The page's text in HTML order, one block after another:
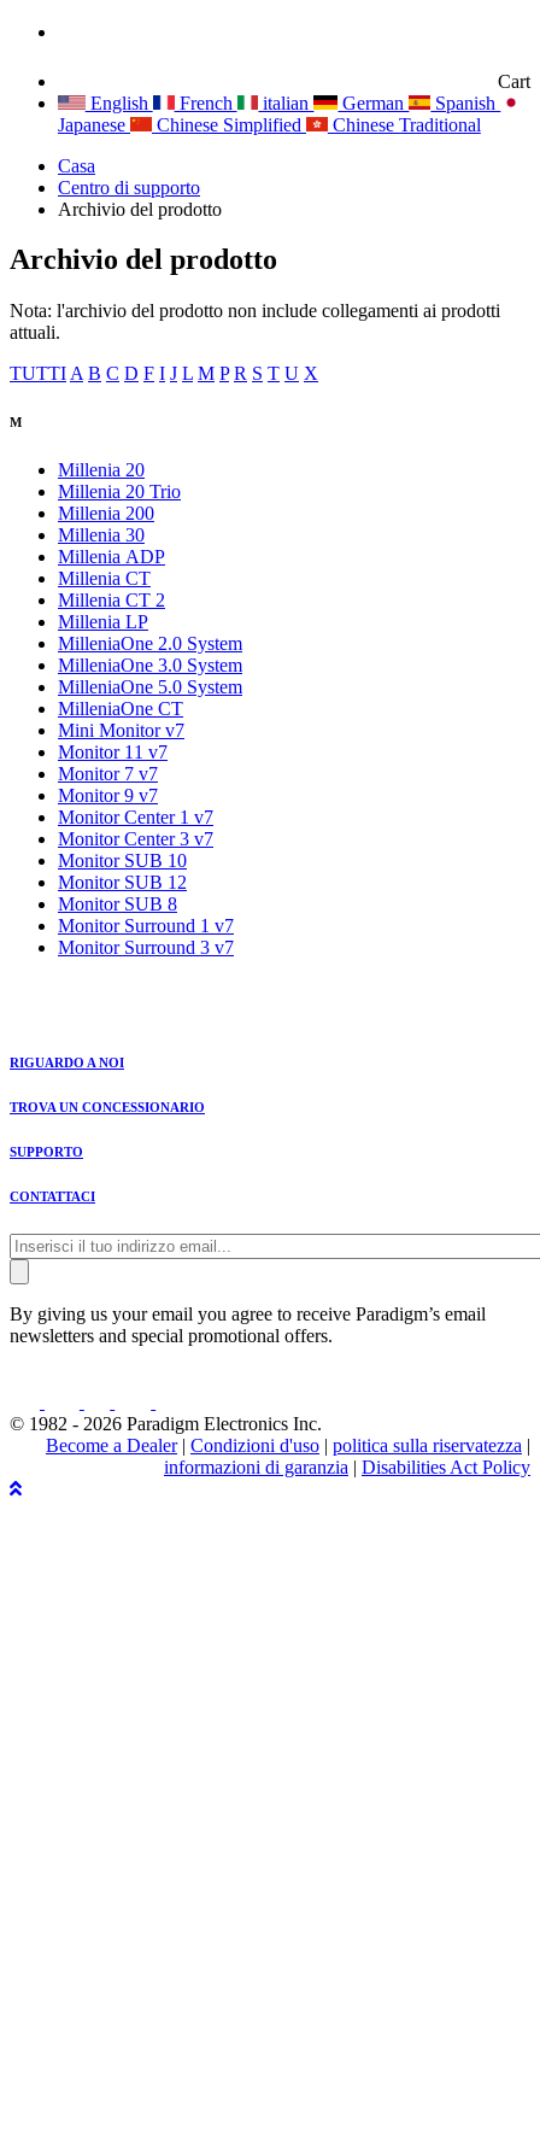
Cart
English
French italian German
Spanish
Japanese
Chinese Simplified
Chinese Traditional
Casa
Centro di supporto
Archivio del prodotto
Archivio del prodotto
Nota: l'archivio del prodotto non include collegamenti ai prodotti
attuali.
TUTTI A B C D F I J L M P R S T U X
M
Millenia 20
Millenia 20 Trio
Millenia 200
Millenia 30
Millenia ADP
Millenia CT
Millenia CT 2
Millenia LP
MilleniaOne 2.0 System
MilleniaOne 3.0 System
MilleniaOne 5.0 System
MilleniaOne CT
Mini Monitor v7
Monitor 11 v7
Monitor 7 v7
Monitor 9 v7
Monitor Center 1 v7
Monitor Center 3 v7
Monitor SUB 10
Monitor SUB 12
Monitor SUB 8
Monitor Surround 1 v7
Monitor Surround 3 v7
RIGUARDO A NOI
TROVA UN CONCESSIONARIO
SUPPORTO
CONTATTACI
By giving us your email you agree to receive Paradigm’s email
newsletters and special promotional offers.
© 1982 - 2026 Paradigm Electronics Inc.
Become a Dealer| Condizioni d'uso | politica sulla riservatezza |
informazioni di garanzia | Disabilities Act Policy